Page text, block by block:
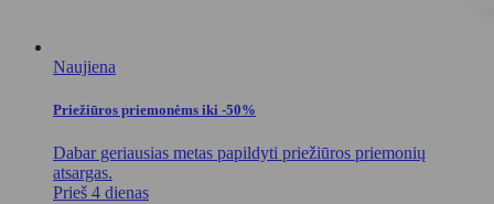
Naujiena
Priežiūros priemonėms iki -50%
Dabar geriausias metas papildyti priežiūros priemonių
atsargas.
Prieš 4 dienas